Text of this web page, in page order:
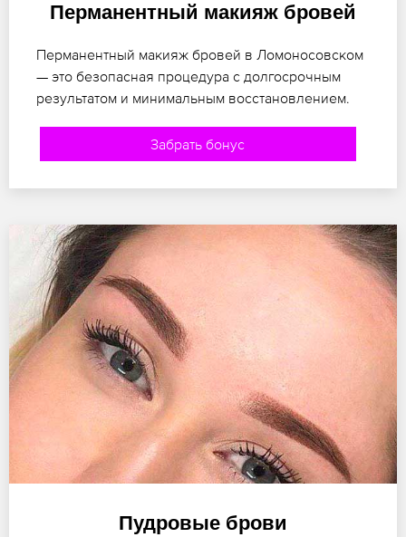
Перманентный макияж бровей
Перманентный макияж бровей в Ломоносовском
— это безопасная процедура с долгосрочным
результатом и минимальным восстановлением.
Забрать бонус
Пудровые брови